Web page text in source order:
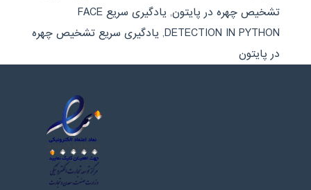
تشخیص چهره در پایتون,
یادگیری سریع FACE
DETECTION IN PYTHON
, یادگیری سریع تشخیص چهره
در پایتون